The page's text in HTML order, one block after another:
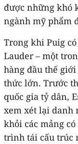
được những khó
ngành mỹ phẩm
Trong khi Puig
Lauder – một
hàng đầu thế
thức lớn. Trước
quốc gia tỷ dân,
xem xét lại danh
khỏi các mảng
trình tái cấu trúc